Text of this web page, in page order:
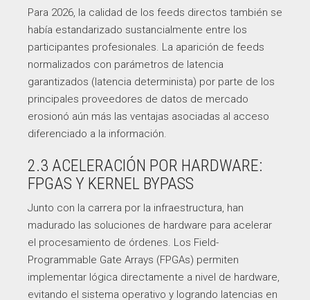
Para 2026, la calidad de los feeds directos también se
había estandarizado sustancialmente entre los
participantes profesionales. La aparición de feeds
normalizados con parámetros de latencia
garantizados (latencia determinista) por parte de los
principales proveedores de datos de mercado
erosionó aún más las ventajas asociadas al acceso
diferenciado a la información.
2.3 ACELERACIÓN POR HARDWARE:
FPGAS Y KERNEL BYPASS
Junto con la carrera por la infraestructura, han
madurado las soluciones de hardware para acelerar
el procesamiento de órdenes. Los Field-
Programmable Gate Arrays (FPGAs) permiten
implementar lógica directamente a nivel de hardware,
evitando el sistema operativo y logrando latencias en